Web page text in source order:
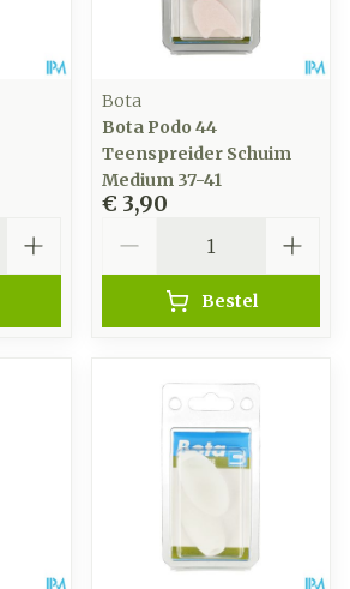
Bota
Bota Podo 44
Teenspreider Schuim
Medium 37-41
€ 3,90
Bestel